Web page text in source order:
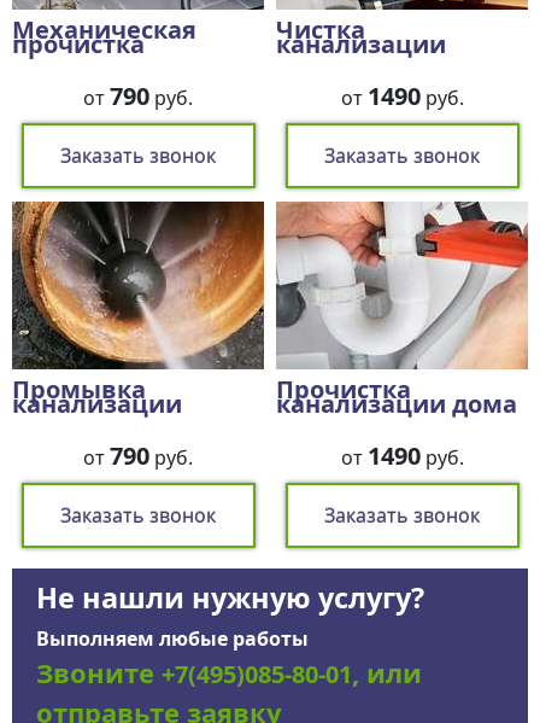
Механическая
прочистка
от790 руб.
Заказать звонок
Чистка
канализации
от 1490руб.
Заказать звонок
Промывка
канализации
от790 руб.
Заказать звонок
Прочистка
канализации дома
от 1490руб.
Заказать звонок
Не нашли нужную услугу?
Выполняем любые работы
Звоните +7(495)085-80-01, или
отправьте заявку